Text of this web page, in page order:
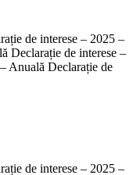
de interese – 2025 –
Declarație de interese –
Anuală Declarație de
de interese – 2025 –